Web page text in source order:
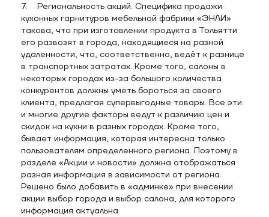
7. Региональность акций. Специфика продажи
кухонных гарнитуров мебельной фабрики «ЭНЛИ»
такова, что при изготовлении продукта в Тольятти
его развозят в города, находящиеся на разной
удаленности, что, соответственно, ведёт к разнице
в транспортных затратах. Кроме того, салоны в
некоторых городах из-за большого количества
конкурентов должны уметь бороться за своего
клиента, предлагая супервыгодные товары. Все эти
и многие другие факторы ведут к различию цен и
скидок на кухни в разных городах. Кроме того,
бывает информация, которая интересна только
пользователям определенного региона. Поэтому в
разделе «Акции и новости» должна отображаться
разная информация в зависимости от региона.
Решено было добавить в «админке» при внесении
акции выбор города и выбор салона, для которого
информация актуальна.